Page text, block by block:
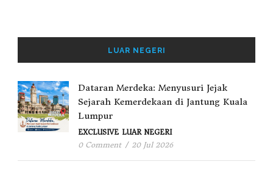
LUAR NEGERI
Dataran Merdeka: Menyusuri Jejak
Sejarah Kemerdekaan di Jantung Kuala
Lumpur
EXCLUSIVE LUAR NEGERI
0 Comment / 20 Jul 2026